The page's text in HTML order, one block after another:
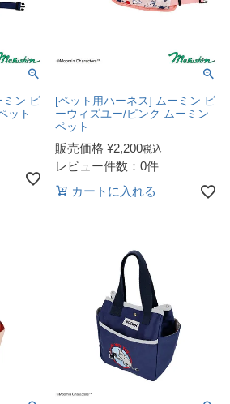
ミン ビ
ット
[ペット用ハーネス] ムーミン ビ
ーウィズユー/ピンク ムーミン
ペット
販売価格 ¥2,200税込
レビュー件数：0件
カートに入れる